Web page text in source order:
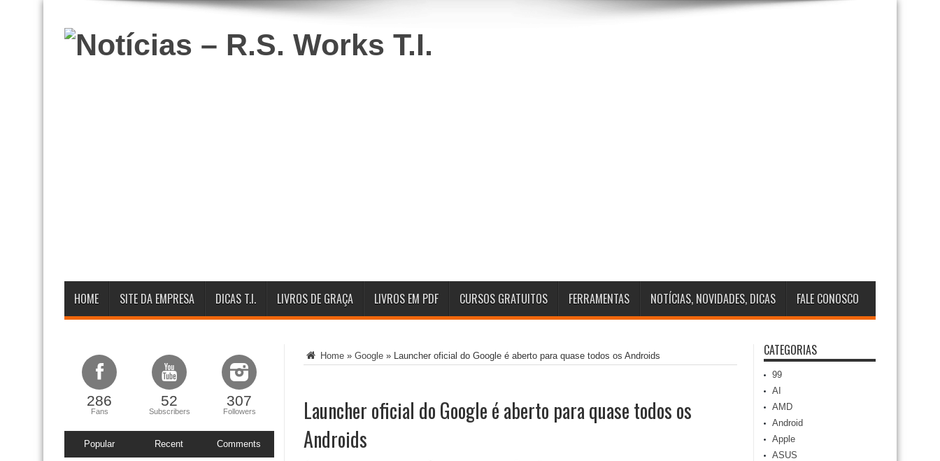
HOME SITE DA EMPRESA DICAS T.I. LIVROS DE GRAÇA LIVROS EM PDF CURSOS GRATUITOS FERRAMENTAS NOTÍCIAS, NOVIDADES, DICAS FALE CONOSCO
Home » Google » Launcher oficial do Google é aberto para quase todos os Androids
Launcher oficial do Google é aberto para quase todos os
Androids
CATEGORIAS
99
AI
AMD
Android
Apple
ASUS
286
Fans
52
Subscribers
307
Followers
Popular Recent Comments